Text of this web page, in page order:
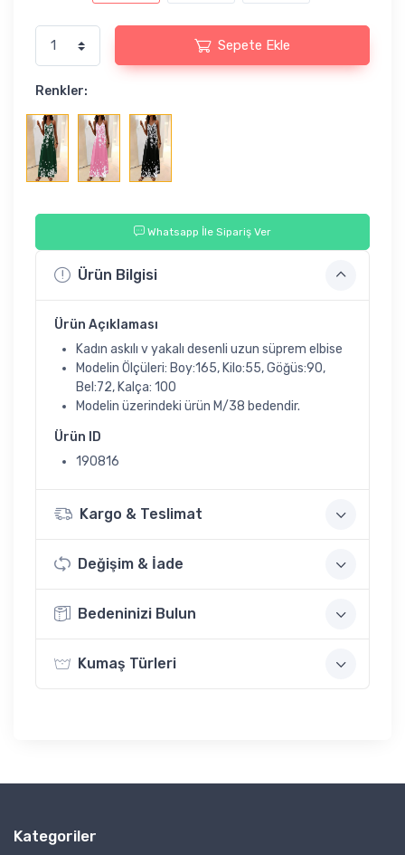
Sepete Ekle
Renkler:
Whatsapp İle Sipariş Ver
Ürün Bilgisi
Ürün Açıklaması
Kadın askılı v yakalı desenli uzun süprem elbise
Modelin Ölçüleri: Boy:165, Kilo:55, Göğüs:90,
Bel:72, Kalça: 100
Modelin üzerindeki ürün M/38 bedendir.
Ürün ID
190816
Kargo & Teslimat
Değişim & İade
Bedeninizi Bulun
Kumaş Türleri
Kategoriler